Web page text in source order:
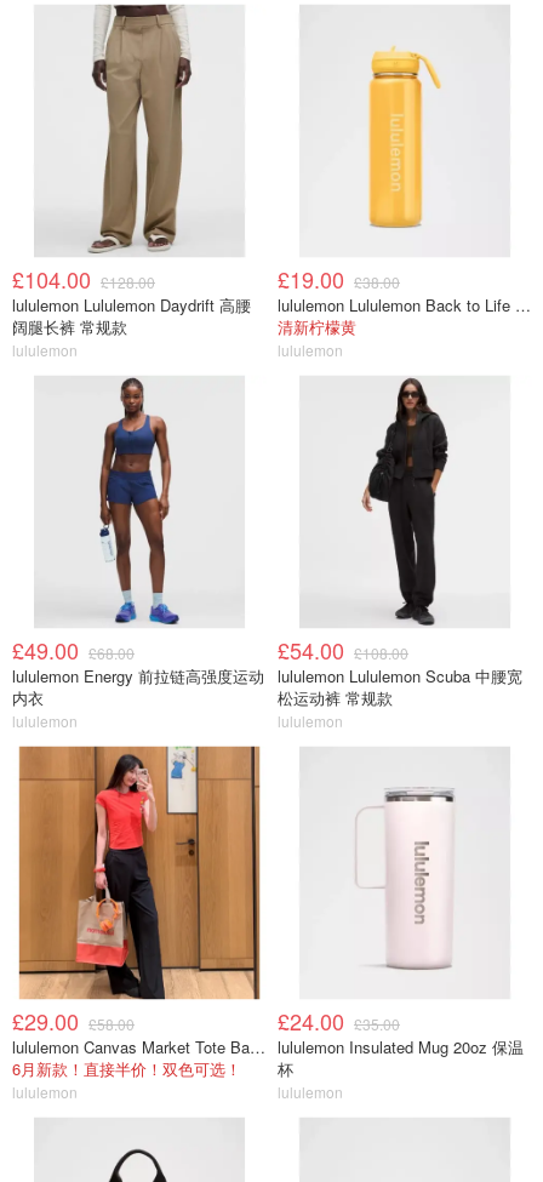
£104.00 £128.00
lululemon Lululemon Daydrift 高腰
阔腿长裤 常规款
lululemon
£19.00 £38.00
lululemon Lululemon Back to Life 运动水瓶 24oz 吸管盖
清新柠檬黄
lululemon
£49.00 £68.00
lululemon Energy 前拉链高强度运动
内衣
lululemon
£54.00 £108.00
lululemon Lululemon Scuba 中腰宽
松运动裤 常规款
lululemon
£29.00 £58.00
lululemon Canvas Market Tote Bag 19L
6月新款！直接半价！双色可选！
lululemon
£24.00 £35.00
lululemon Insulated Mug 20oz 保温
杯
lululemon